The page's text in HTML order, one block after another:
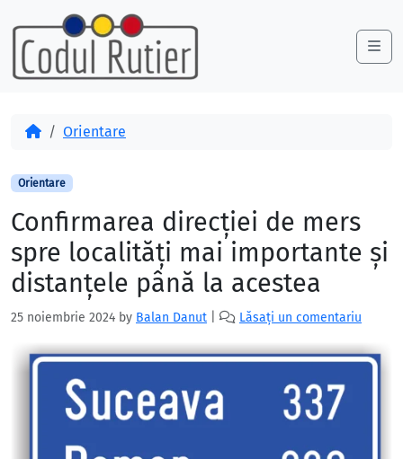
Skip to content
Skip to footer
AcasăOrientare
Orientare
Confirmarea direcției de mers
spre localități mai importante și
distanțele până la acestea
25 noiembrie 2024 by Balan Danut Lăsați un comentariu